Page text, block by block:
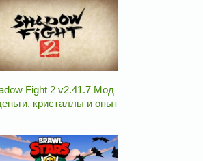
Fight 2 v2.41.7 Мод
кристаллы и опыт